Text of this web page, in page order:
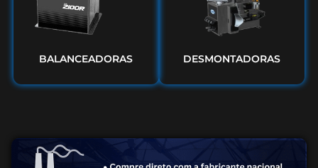
BALANCEADORAS DESMONTADORAS